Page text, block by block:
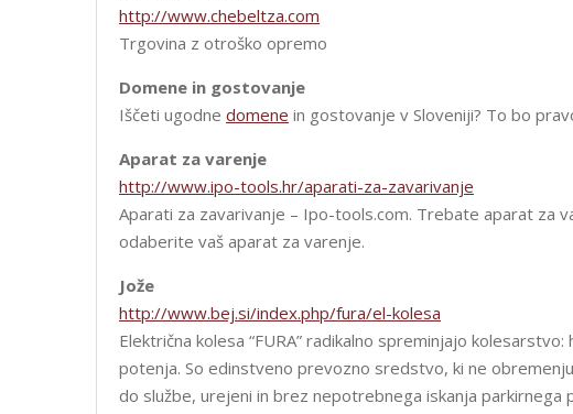
http://www.chebeltza.com
Trgovina z otroško opremo
Domene in gostovanje
Iščeti ugodne domene in gostovanje v Sloveniji? To bo
Aparat za varenje
http://www.ipo-tools.hr/aparati-za-zavarivanje
Aparati za zavarivanje – Ipo-tools.com. Trebate aparat za
odaberite vaš aparat za varenje.
Jože
http://www.bej.si/index.php/fura/el-kolesa
Električna kolesa “FURA” radikalno spreminjajo
potenja. So edinstveno prevozno sredstvo, ki ne
do službe, urejeni in brez nepotrebnega iskanja parkirnega